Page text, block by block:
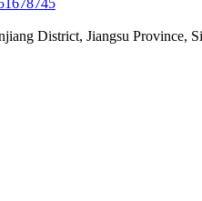
District, Jiangsu Province,